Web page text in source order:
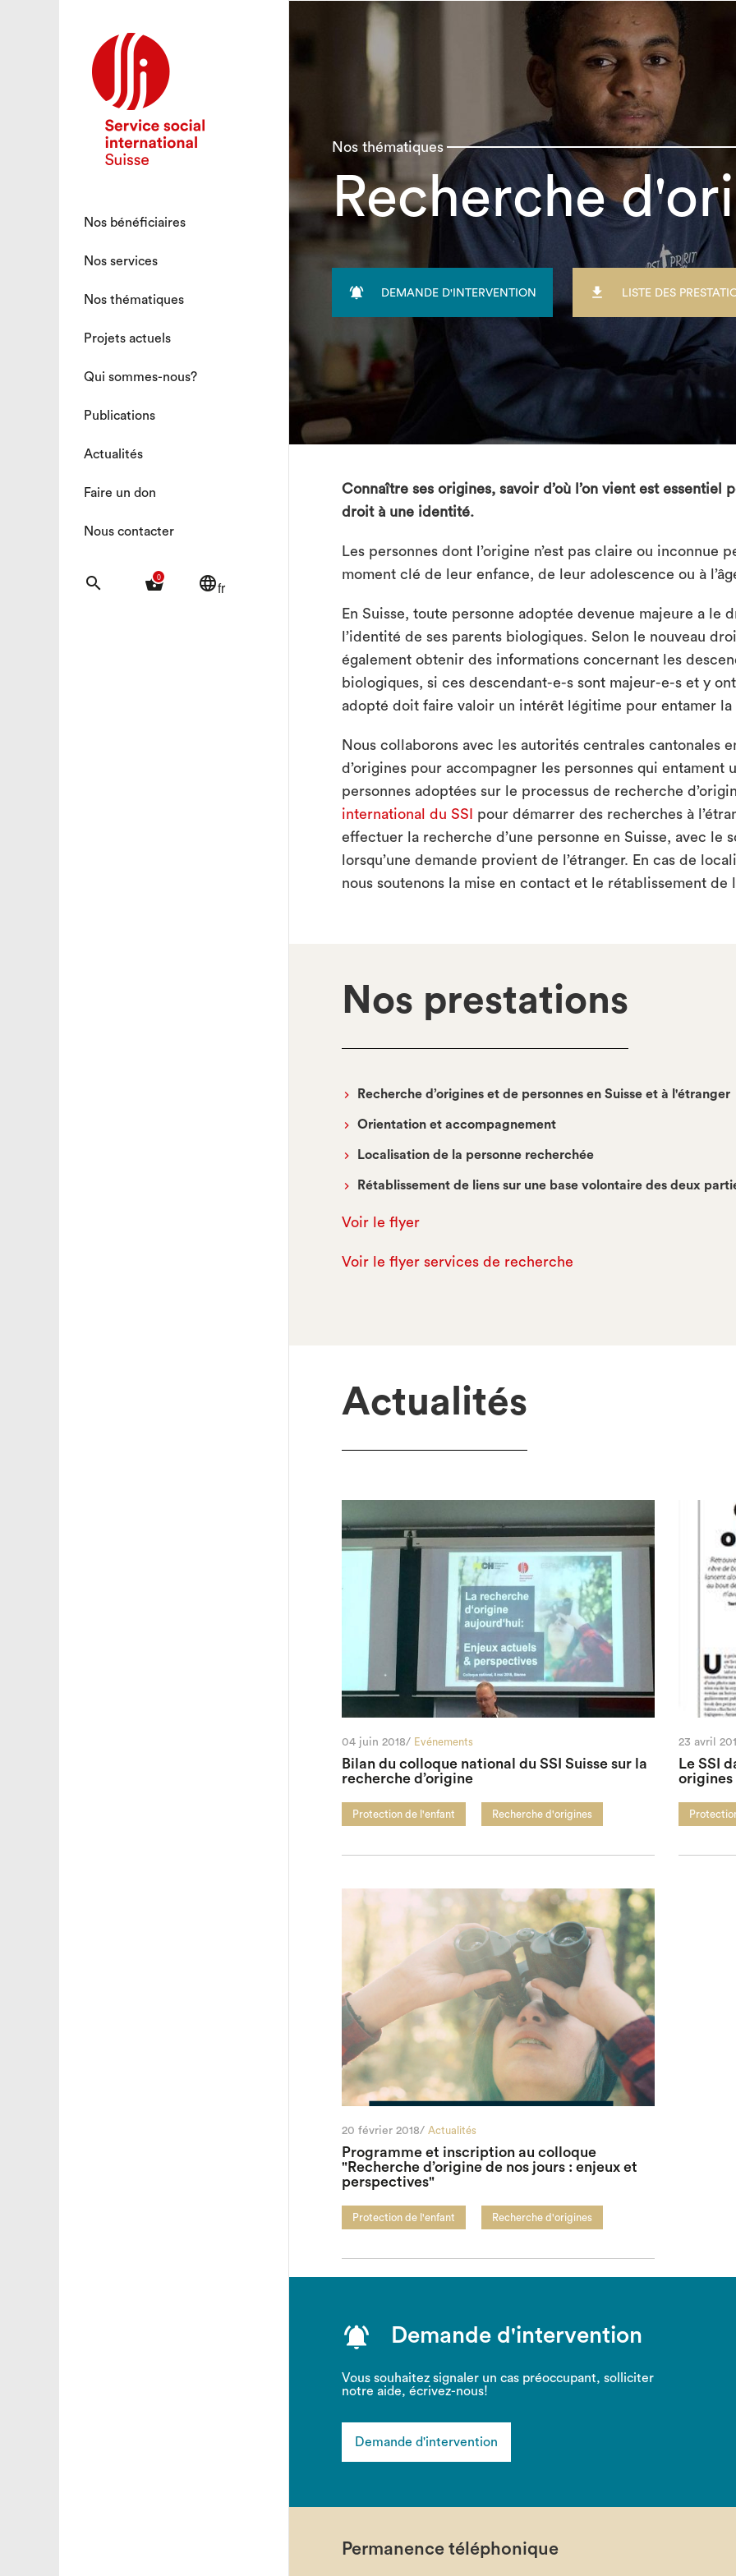
Nos bénéficiaires
Nos services
Nos thématiques
Projets actuels
Qui sommes-nous?
Publications
Actualités
Faire un don
Nous contacter
search 0
shopping_basket languagefr
Nos thématiques
Recherche
 DEMANDE D'INTERVENTION  LISTE DES
Connaître ses origines, savoir d’où l’on vient est
droit à une identité.
Les personnes dont l’origine n’est pas claire ou inconnue
moment clé de leur enfance, de leur adolescence ou à
En Suisse, toute personne adoptée devenue majeure a le
l’identité de ses parents biologiques. Selon le nouveau
également obtenir des informations concernant les
biologiques, si ces descendant-e-s sont majeur-e-s et y
adopté doit faire valoir un intérêt légitime pour entamer
Nous collaborons avec les autorités centrales cantonales
d’origines pour accompagner les personnes qui entament
personnes adoptées sur le processus de recherche
international du SSI
pour démarrer des recherches à
effectuer la recherche d’une personne en Suisse, avec le
lorsqu’une demande provient de l’étranger. En cas de
nous soutenons la mise en contact et le rétablissement
Nos prestations
Recherche d’origines et de personnes en Suisse et à l'étranger
Orientation et accompagnement
Localisation de la personne recherchée
Rétablissement de liens sur une base volontaire des deux
Voir le flyer
Voir le flyer services de recherche
Actualités
04 juin 2018/ Evénements
Bilan du colloque national du SSI Suisse sur la
recherche d’origine
Protection de l'enfant Recherche d'origines
23 avril
Le SSI
origines
20 février 2018/ Actualités
Programme et inscription au colloque
"Recherche d’origine de nos jours : enjeux et
perspectives"
Protection de l'enfant Recherche d'origines
Demande d'intervention
Vous souhaitez signaler un cas préoccupant, solliciter
notre aide, écrivez-nous!
Demande d'intervention
Permanence téléphonique